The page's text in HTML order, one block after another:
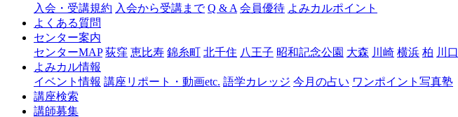
ャ
横
浜
入会・受講規約 入会から受講まで Q & A 会員優待 よみカルポイント
よくある質問
センター案内
センターMAP 荻窪 恵比寿 錦糸町 北千住 八王子 昭和記念公園 大森 川崎 横浜 柏 川口
よみカル情報
イベント情報 講座リポート・動画etc. 語学カレッジ 今月の占い ワンポイント写真塾
講座検索
講師募集